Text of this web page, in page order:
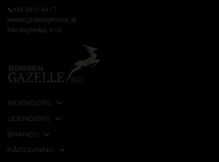
📞+45 33 11 44 17
kontakt@spotlightshop.dk
Mandag-fredag: 9-16
INDENDØRS
UDENDØRS
BRANDS
RÅDGIVNING